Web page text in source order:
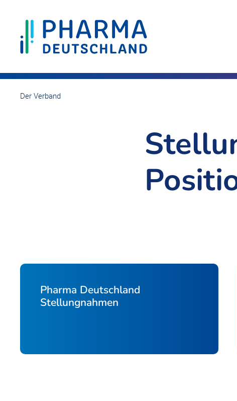
Der Verband
Pharma Deutschland
Stellungnahmen